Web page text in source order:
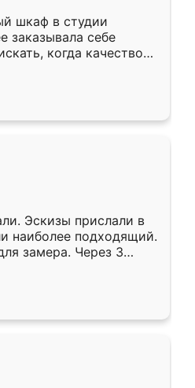
шкаф в студии
заказывала себе
когда качеством
кухня уже почти
нет.
Эскизы прислали в
наиболее подходящий.
замера. Через 3
готова. Остались
Ренессанс
работу!